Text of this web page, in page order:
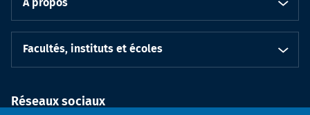
À propos
Facultés, instituts et écoles
Réseaux sociaux